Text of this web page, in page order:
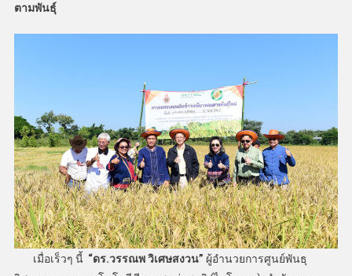
ตามพันธุ์
เมื่อเร็วๆ นี้ “ดร.วรรณพ วิเศษสงวน” ผู้อำนวยการศูนย์พันธุ